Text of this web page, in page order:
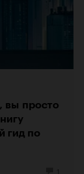
вы просто
гид по